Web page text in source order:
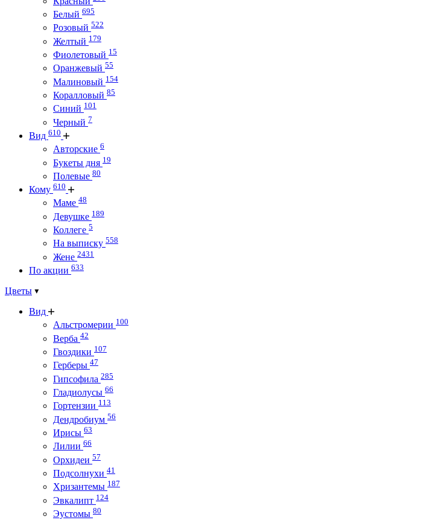
Белый 695
Розовый 522
Желтый 179
Фиолетовый 15
Оранжевый 55
Малиновый 154
Коралловый 85
Синий 101
Черный 7
Вид 610
Авторские 6
Букеты дня 19
Полевые 80
Кому 610
Маме 48
Девушке 189
Коллеге 5
На выписку 558
Жене 2431
По акции 633
Цветы
Вид
Альстромерии 100
Верба 42
Гвоздики 107
Герберы 47
Гипсофила 285
Гладиолусы 66
Гортензии 113
Дендробиум 56
Ирисы 63
Лилии 66
Орхидеи 57
Подсолнухи 41
Хризантемы 187
Эвкалипт 124
Эустомы 80